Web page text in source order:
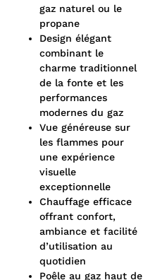
gaz naturel ou le
propane
Design élégant
combinant le
charme traditionnel
de la fonte et les
performances
modernes du gaz
Vue généreuse sur
les flammes pour
une expérience
visuelle
exceptionnelle
Chauffage efficace
offrant confort,
ambiance et facilité
d’utilisation au
quotidien
Poêle au gaz haut de